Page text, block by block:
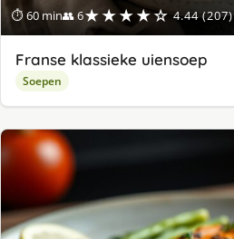
⏱ 60 min👥 6★★★★☆ 4.44 (207)
Franse klassieke uiensoep
Soepen